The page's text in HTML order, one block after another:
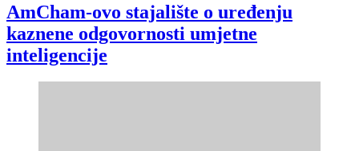
AmCham-ovo stajalište o uređenju
kaznene odgovornosti umjetne
inteligencije